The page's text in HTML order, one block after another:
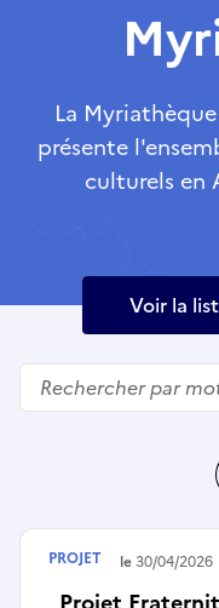
La
présente
culturels en
Voir la
Rechercher
Terminé le30/04/2026
PROJET